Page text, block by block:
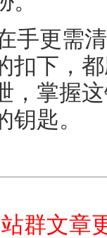
手更需
扣下，
，掌握
匙。
群文章